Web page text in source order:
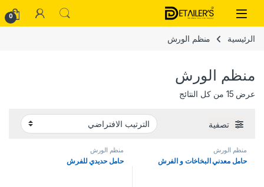
Skip to navigation
Skip to content
Open
0
الرئيسية منظم الورش
منظم الورش
عرض ⁦15⁩ من كل النتائج
تصفية
منظم الورش
حامل معدني البخاخات و الفرش
منظم الورش
حامل حديدي للفرش